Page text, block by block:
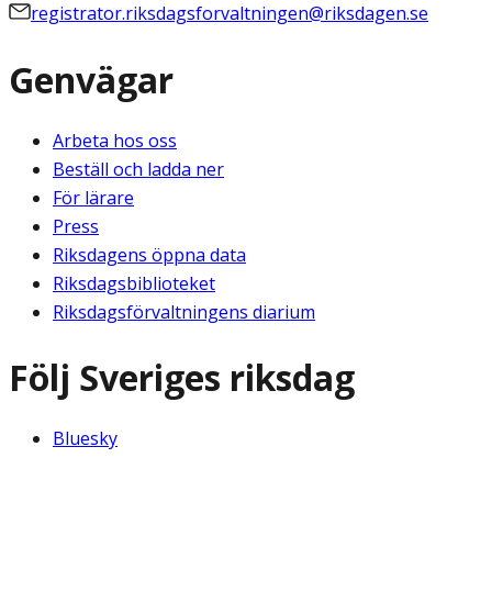
registrator.riksdagsforvaltningen@riksdagen.se
Genvägar
Arbeta hos oss
Beställ och ladda ner
För lärare
Press
Riksdagens öppna data
Riksdagsbiblioteket
Riksdagsförvaltningens diarium
Följ Sveriges riksdag
Bluesky